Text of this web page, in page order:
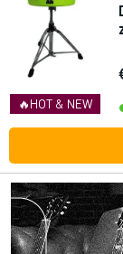
🔥HOT & NEW